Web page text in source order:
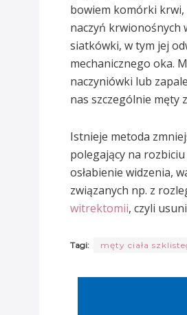
bowiem komórki krwi,
naczyń krwionośnych
siatkówki, w tym jej
mechanicznego oka.
naczyniówki lub
nas szczególnie męty
Istnieje metoda
polegający na
osłabienie widzenia,
związanych np. z
witrektomii, czyli
Tagi: męty ciała